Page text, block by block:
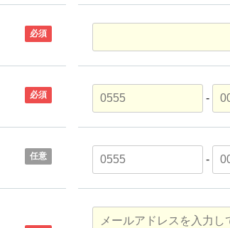
必須
必須 -
任意 -